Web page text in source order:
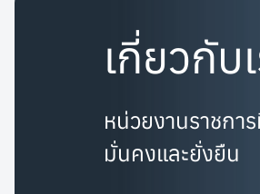
เกี่ยวกับ
หน่วยงานราชกา
มั่นคงและยั่งยืน